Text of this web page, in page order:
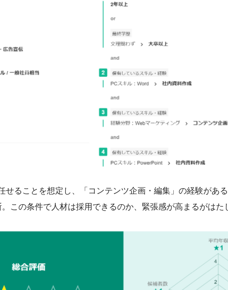
せることを想定し、「コンテンツ企画・編集」の経験があ
この条件で人材は採用できるのか、緊張感が高まるがは